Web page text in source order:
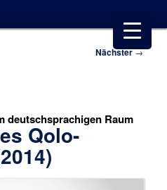
Nächster→
deutschsprachigen Raum
Qolo-